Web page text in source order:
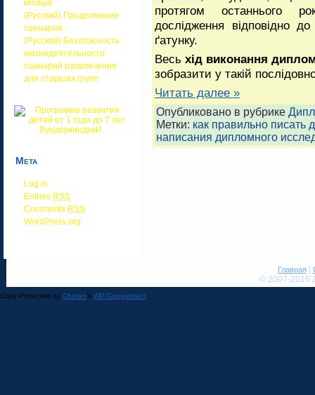
місяців
(Русский) Продолжение
сценария
(Русский) Безопасность
жизнедеятельности:
сценарий развлечения
для старших групп
Мета
Log in
Entries RSS
Comments RSS
WordPress.org
протягом останнього
дослідження відповідно
ґатунку.
Весь хід виконання
зобразити у такій
Читать далее »
Опубликовано в рубрике
Метки: как правильно писать
написания дипломного
Главная|
© 2007-2016
Copy Protected by Chetan's WP-Copyprotect